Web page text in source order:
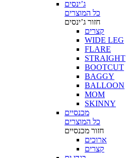
ג’ינסים
כל המוצרים
חזור ג’ינסים
קצרים
WIDE LEG
FLARE
STRAIGHT
BOOTCUT
BAGGY
BALLOON
MOM
SKINNY
מכנסיים
כל המוצרים
חזור מכנסיים
ארוכים
קצרים